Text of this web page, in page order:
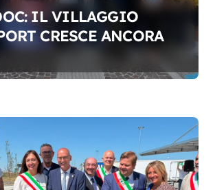
IL VILLAGGIO
CRESCE ANCORA